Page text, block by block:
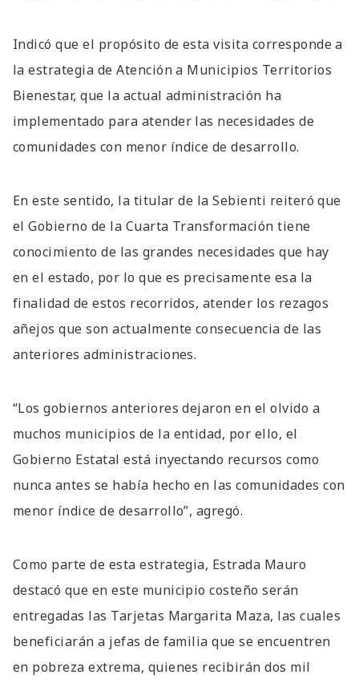
Indicó que el propósito de esta visita corresponde a
la estrategia de Atención a Municipios Territorios
Bienestar, que la actual administración ha
implementado para atender las necesidades de
comunidades con menor índice de desarrollo.
En este sentido, la titular de la Sebienti reiteró que
el Gobierno de la Cuarta Transformación tiene
conocimiento de las grandes necesidades que hay
en el estado, por lo que es precisamente esa la
finalidad de estos recorridos, atender los rezagos
añejos que son actualmente consecuencia de las
anteriores administraciones.
“Los gobiernos anteriores dejaron en el olvido a
muchos municipios de la entidad, por ello, el
Gobierno Estatal está inyectando recursos como
nunca antes se había hecho en las comunidades con
menor índice de desarrollo”, agregó.
Como parte de esta estrategia, Estrada Mauro
destacó que en este municipio costeño serán
entregadas las Tarjetas Margarita Maza, las cuales
beneficiarán a jefas de familia que se encuentren
en pobreza extrema, quienes recibirán dos mil